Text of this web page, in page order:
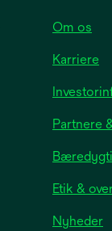
Om os
Karriere
Partnere
Etik &
Nyheder